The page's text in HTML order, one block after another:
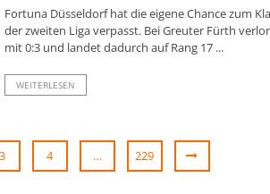
Fortuna Düsseldorf hat die eigene Chance zum
der zweiten Liga verpasst. Bei Greuter Fürth
mit 0:3 und landet dadurch auf Rang 17 ...
WEITERLESEN
3 4 … 229